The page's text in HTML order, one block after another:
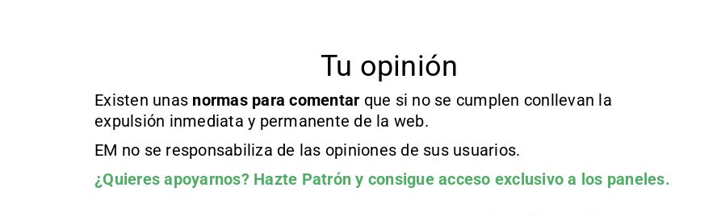
Tu opinión
Existen unas normas para comentar que si no se cumplen conllevan la
expulsión inmediata y permanente de la web.
EM no se responsabiliza de las opiniones de sus usuarios.
¿Quieres apoyarnos? Hazte Patrón y consigue acceso exclusivo a los paneles.